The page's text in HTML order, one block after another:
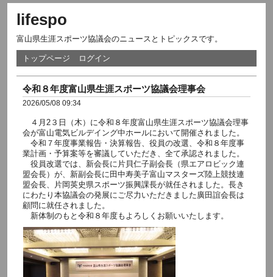
lifespo
富山県生涯スポーツ協議会のニュースとトピックスです。
トップページ ログイン
令和８年度富山県生涯スポーツ協議会理事会
2026/05/08 09:34
４月2３日（木）に令和８年度富山県生涯スポーツ協議会理事
会が富山電気ビルデイング中ホールにおいて開催されました。
令和７年度事業報告・決算報告、役員の改選、令和８年度事
業計画・予算案等を審議していただき、全て承認されました。
役員改選では、新会長に片貝仁子副会長（県エアロビック連
盟会長）が、新副会長に田中寿美子富山マスターズ陸上競技連
盟会長、片岡英史県スポーツ振興課長が就任されました。長き
にわたり本協議会の発展にご尽力いただきました廣田誼会長は
顧問に就任されました。
新体制のもと令和８年度もよろしくお願いいたします。